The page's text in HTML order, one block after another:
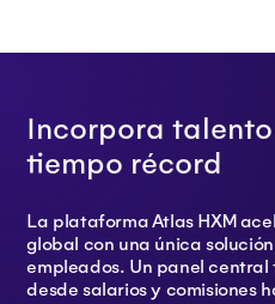
Incorpora
tiempo récord
La plataforma Atlas HXM
global con una única
empleados. Un panel
desde salarios y comisiones